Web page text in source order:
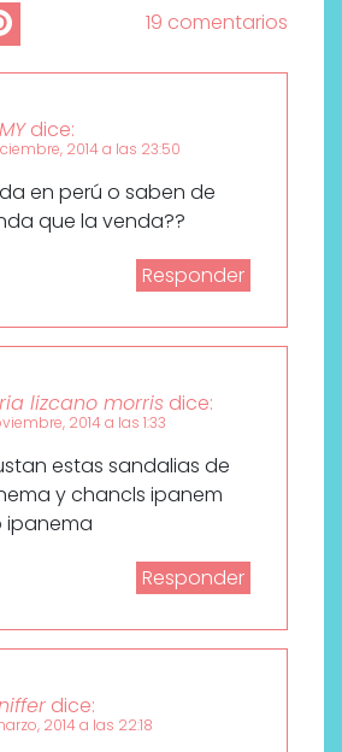
19 comentarios
dice:
2014 a las 23:50
en perú o saben de
que la venda??
Responder
lizcano morris dice:
2014 a las 1:33
estas sandalias de
y chancls ipanem
Responder
dice:
2014 a las 22:18